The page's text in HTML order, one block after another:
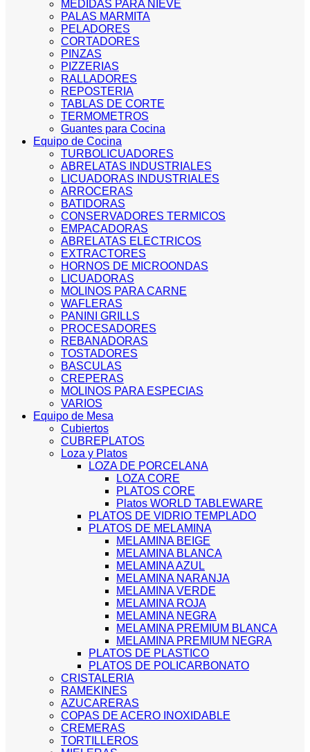
MEDIDAS PARA NIEVE
PALAS MARMITA
PELADORES
CORTADORES
PINZAS
PIZZERIAS
RALLADORES
REPOSTERIA
TABLAS DE CORTE
TERMOMETROS
Guantes para Cocina
Equipo de Cocina
TURBOLICUADORES
ABRELATAS INDUSTRIALES
LICUADORAS INDUSTRIALES
ARROCERAS
BATIDORAS
CONSERVADORES TERMICOS
EMPACADORAS
ABRELATAS ELECTRICOS
EXTRACTORES
HORNOS DE MICROONDAS
LICUADORAS
MOLINOS PARA CARNE
WAFLERAS
PANINI GRILLS
PROCESADORES
REBANADORAS
TOSTADORES
BASCULAS
CREPERAS
MOLINOS PARA ESPECIAS
VARIOS
Equipo de Mesa
Cubiertos
CUBREPLATOS
Loza y Platos
LOZA DE PORCELANA
LOZA CORE
PLATOS CORE
Platos WORLD TABLEWARE
PLATOS DE VIDRIO TEMPLADO
PLATOS DE MELAMINA
MELAMINA BEIGE
MELAMINA BLANCA
MELAMINA AZUL
MELAMINA NARANJA
MELAMINA VERDE
MELAMINA ROJA
MELAMINA NEGRA
MELAMINA PREMIUM BLANCA
MELAMINA PREMIUM NEGRA
PLATOS DE PLASTICO
PLATOS DE POLICARBONATO
CRISTALERIA
RAMEKINES
AZUCARERAS
COPAS DE ACERO INOXIDABLE
CREMERAS
TORTILLEROS